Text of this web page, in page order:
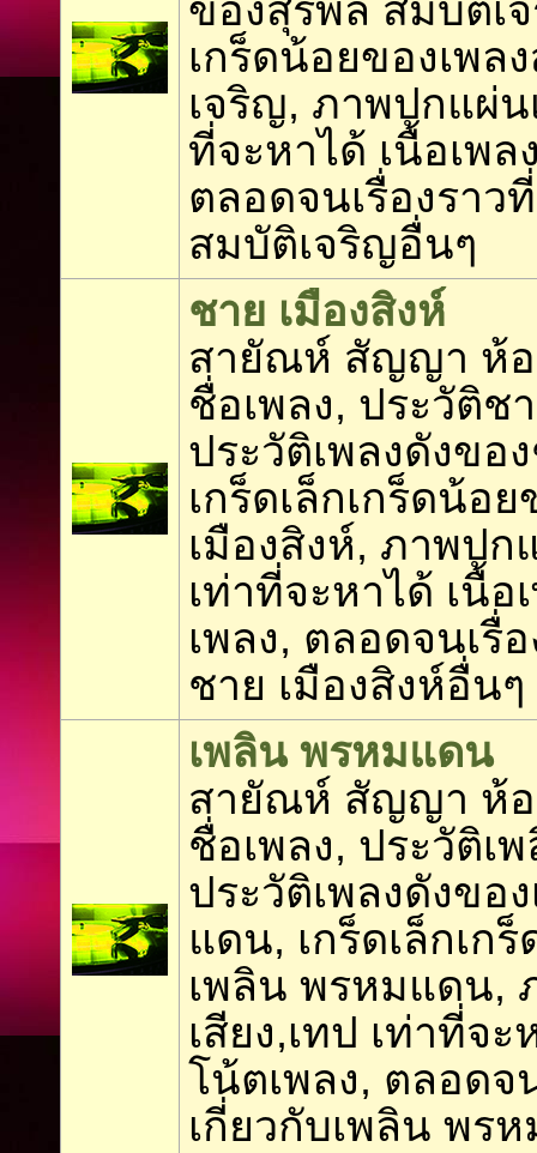
ของสุรพล สมบัติเ
เกร็ดน้อยของเพล
เจริญ, ภาพปกแผ่น
ที่จะหาได้ เนื้อเพล
ตลอดจนเรื่องราว
สมบัติเจริญอื่นๆ
ชาย เมืองสิงห์
สายัณห์ สัญญา ห้อ
ชื่อเพลง, ประวัติช
ประวัติเพลงดังขอ
เกร็ดเล็กเกร็ดน้อ
เมืองสิงห์, ภาพปก
เท่าที่จะหาได้ เนื้อ
เพลง, ตลอดจนเรื่
ชาย เมืองสิงห์อื่นๆ
เพลิน พรหมแดน
สายัณห์ สัญญา ห้อ
ชื่อเพลง, ประวัติเ
ประวัติเพลงดังขอ
แดน, เกร็ดเล็กเก
เพลิน พรหมแดน,
เสียง,เทป เท่าที่จะ
โน้ตเพลง, ตลอดจ
เกี่ยวกับเพลิน พร